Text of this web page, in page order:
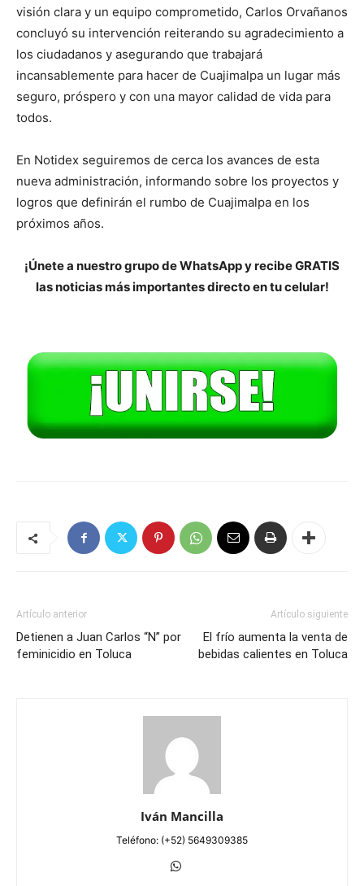
visión clara y un equipo comprometido, Carlos Orvañanos
concluyó su intervención reiterando su agradecimiento a
los ciudadanos y asegurando que trabajará
incansablemente para hacer de Cuajimalpa un lugar más
seguro, próspero y con una mayor calidad de vida para
todos.
En Notidex seguiremos de cerca los avances de esta
nueva administración, informando sobre los proyectos y
logros que definirán el rumbo de Cuajimalpa en los
próximos años.
¡Únete a nuestro grupo de WhatsApp y recibe GRATIS
las noticias más importantes directo en tu celular!
Artículo anterior
Detienen a Juan Carlos “N” por
feminicidio en Toluca
Artículo siguiente
El frío aumenta la venta de
bebidas calientes en Toluca
Iván Mancilla
Teléfono: (+52) 5649309385